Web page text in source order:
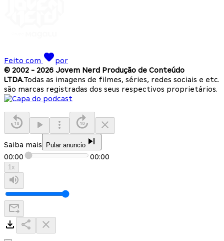
Feito com
por
© 2002 - 2026 Jovem Nerd Produção de Conteúdo
LTDA.Todas as imagens de filmes, séries, redes sociais e etc.
são marcas registradas dos seus respectivos proprietários.
Saiba mais Pular anuncio
00:00 00:00
1x